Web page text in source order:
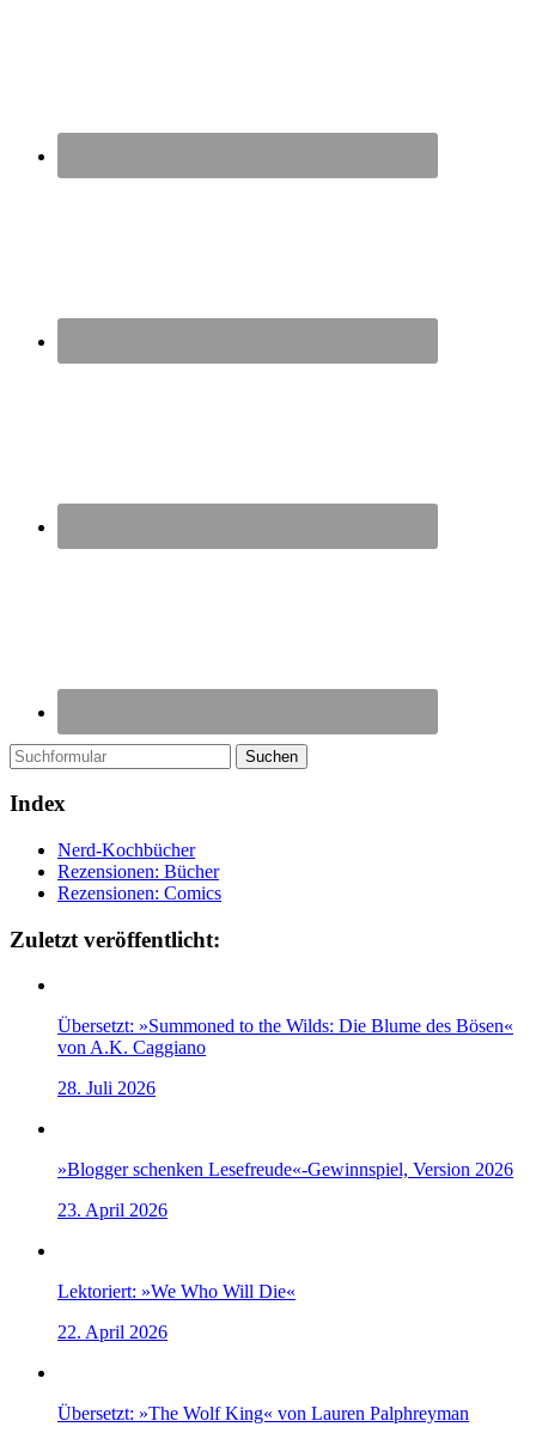
Suchen
Index
Nerd-Kochbücher
Rezensionen: Bücher
Rezensionen: Comics
Zuletzt veröffentlicht:
Übersetzt: »Summoned to the Wilds: Die Blume des Bösen«
von A.K. Caggiano
28. Juli 2026
»Blogger schenken Lesefreude«-Gewinnspiel, Version 2026
23. April 2026
Lektoriert: »We Who Will Die«
22. April 2026
Übersetzt: »The Wolf King« von Lauren Palphreyman